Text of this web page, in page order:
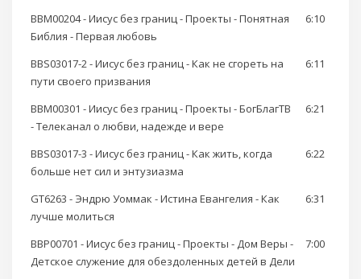
BBM00204 - Иисус без границ - Проекты - Понятная
Библия - Первая любовь
6:10
BBS03017-2 - Иисус без границ - Как не сгореть на
пути своего призвания
6:11
BBM00301 - Иисус без границ - Проекты - БогБлагТВ
- Телеканал о любви, надежде и вере
6:21
BBS03017-3 - Иисус без границ - Как жить, когда
больше нет сил и энтузиазма
6:22
GT6263 - Эндрю Уоммак - Истина Евангелия - Как
лучше молиться
6:31
BBP00701 - Иисус без границ - Проекты - Дом Веры -
Детское служение для обездоленных детей в Дели
7:00